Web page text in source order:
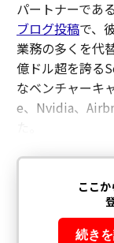
パートナーである
ブログ投稿で、
業務の多くを代
億ドル超を誇る
なベンチャーキ
e、Nvidia、